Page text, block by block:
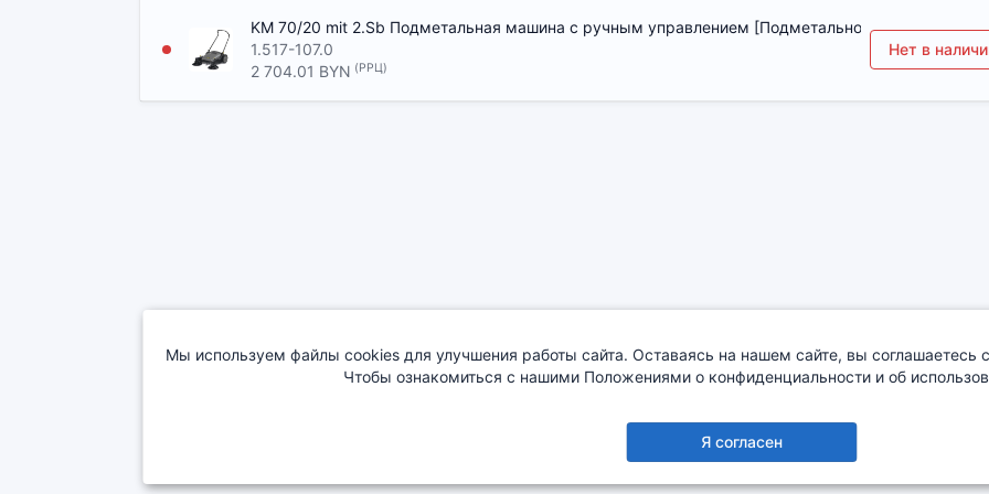
KM 70/20 mit 2.Sb Подметальная машина с ручным управлением [Подметальное устройство
1.517-107.0
2 704.01 BYN (РРЦ)
Нет в
О компании
Copyright © 2005-2026
Мы используем файлы cookies для улучшения работы сайта. Оставаясь на нашем сайте, вы соглашаетесь
Чтобы ознакомиться с нашими Положениями о конфиденциальности и об
Я согласен